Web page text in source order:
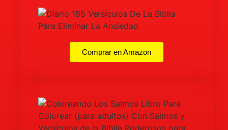
Comprar en Amazon